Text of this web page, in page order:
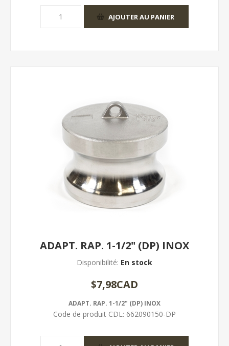
ADAPT. RAP. 1-1/2" (DP) INOX
Disponibilité: En stock
$7,98CAD
ADAPT. RAP. 1-1/2" (DP) INOX
Code de produit CDL: 662090150-DP